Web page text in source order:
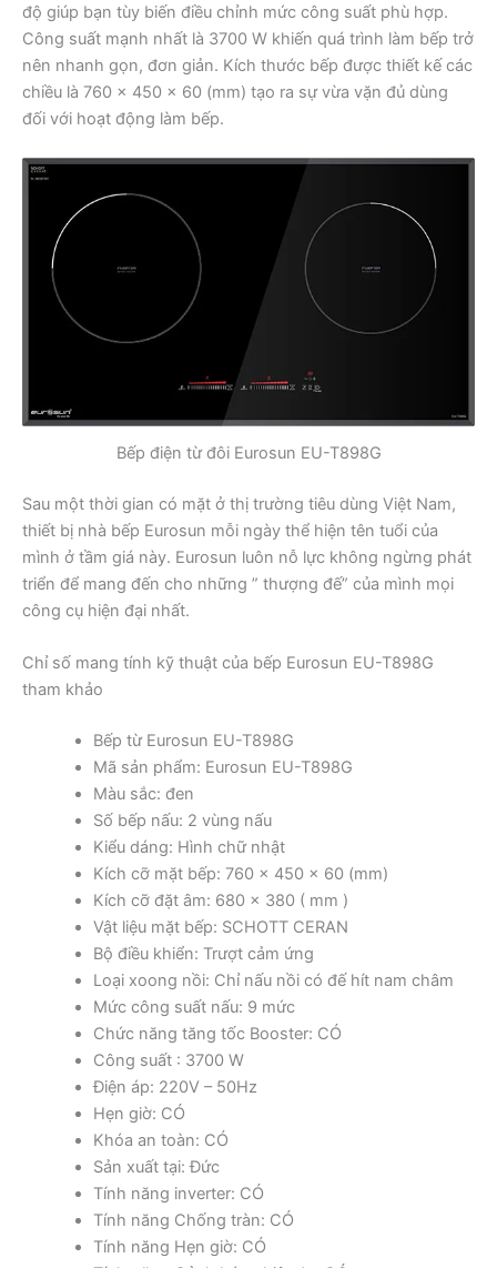
độ giúp bạn tùy biến điều chỉnh mức công suất phù hợp.
Công suất mạnh nhất là 3700 W khiến quá trình làm bếp trở
nên nhanh gọn, đơn giản. Kích thước bếp được thiết kế các
chiều là 760 x 450 x 60 (mm) tạo ra sự vừa vặn đủ dùng
đối với hoạt động làm bếp.
Bếp điện từ đôi Eurosun EU-T898G
Sau một thời gian có mặt ở thị trường tiêu dùng Việt Nam,
thiết bị nhà bếp Eurosun mỗi ngày thể hiện tên tuổi của
mình ở tầm giá này. Eurosun luôn nỗ lực không ngừng phát
triển để mang đến cho những ” thượng đế” của mình mọi
công cụ hiện đại nhất.
Chỉ số mang tính kỹ thuật của bếp Eurosun EU-T898G
tham khảo
Bếp từ Eurosun EU-T898G
Mã sản phẩm: Eurosun EU-T898G
Màu sắc: đen
Số bếp nấu: 2 vùng nấu
Kiểu dáng: Hình chữ nhật
Kích cỡ mặt bếp: 760 x 450 x 60 (mm)
Kích cỡ đặt âm: 680 x 380 ( mm )
Vật liệu mặt bếp: SCHOTT CERAN
Bộ điều khiển: Trượt cảm ứng
Loại xoong nồi: Chỉ nấu nồi có đế hít nam châm
Mức công suất nấu: 9 mức
Chức năng tăng tốc Booster: CÓ
Công suất : 3700 W
Điện áp: 220V – 50Hz
Hẹn giờ: CÓ
Khóa an toàn: CÓ
Sản xuất tại: Đức
Tính năng inverter: CÓ
Tính năng Chống tràn: CÓ
Tính năng Hẹn giờ: CÓ